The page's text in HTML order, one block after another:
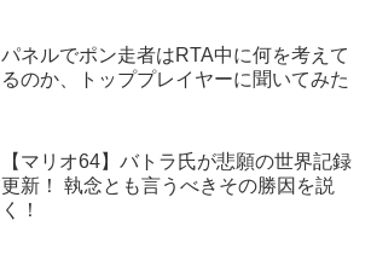
パネルでポン走者はRTA中に何を考えて
るのか、トッププレイヤーに聞いてみた
【マリオ64】バトラ氏が悲願の世界記録
更新！ 執念とも言うべきその勝因を説
く！